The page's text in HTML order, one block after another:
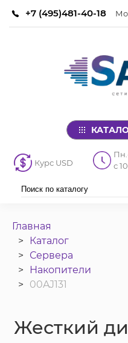
+7 (495)481-40-18
Курс USD
с
Главная
Каталог
Сервера
Накопители
00AJ131
Жесткий